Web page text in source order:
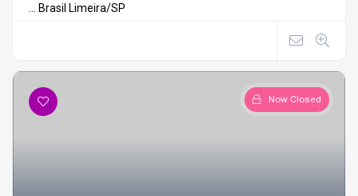
Brasil Limeira/SP
Now Closed